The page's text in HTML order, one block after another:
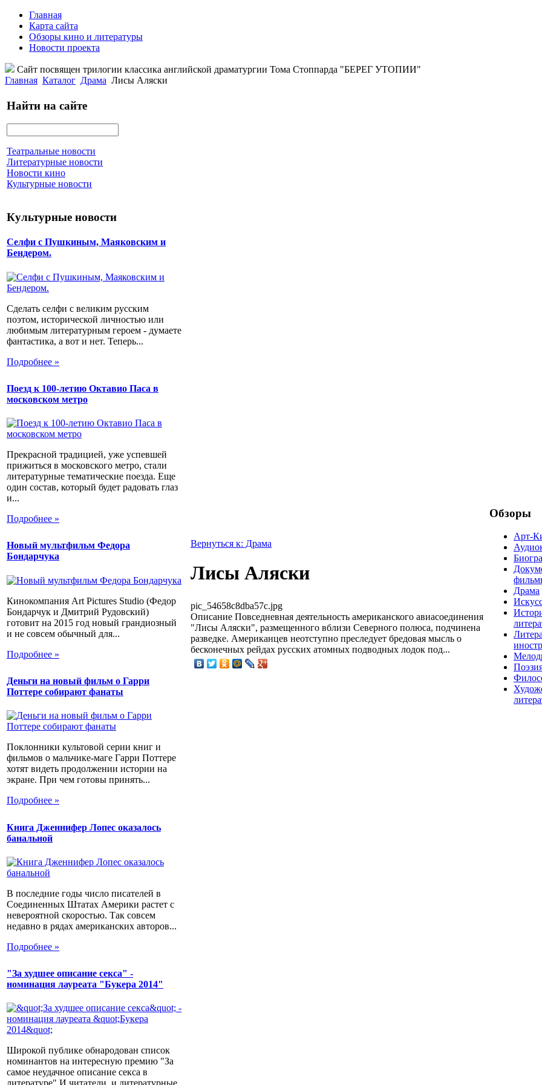
Главная
Карта сайта
Обзоры кино и литературы
Новости проекта
Сайт посвящен трилогии классика английской драматургии Тома Стоппарда "БЕРЕГ УТОПИИ"
Главная Каталог Драма Лисы Аляски
Найти на сайте
Театральные новости
Литературные новости
Новости кино
Культурные новости
Культурные новости
Селфи с Пушкиным, Маяковским и
Бендером.
Сделать селфи с великим русским
поэтом, исторической личностью или
любимым литературным героем - думаете
фантастика, а вот и нет. Теперь...
Подробнее »
Поезд к 100-летию Октавио Паса в
московском метро
Прекрасной традицией, уже успевшей
прижиться в московского метро, стали
литературные тематические поезда. Еще
один состав, который будет радовать глаз
и...
Подробнее »
Новый мультфильм Федора
Бондарчука
Кинокомпания Art Pictures Studio (Федор
Бондарчук и Дмитрий Рудовский)
готовит на 2015 год новый грандиозный
и не совсем обычный для...
Подробнее »
Деньги на новый фильм о Гарри
Поттере собирают фанаты
Поклонники культовой серии книг и
фильмов о мальчике-маге Гарри Поттере
хотят видеть продолжении истории на
экране. При чем готовы принять...
Подробнее »
Книга Дженнифер Лопес оказалось
банальной
В последние годы число писателей в
Соединенных Штатах Америки растет с
невероятной скоростью. Так совсем
недавно в рядах американских авторов...
Подробнее »
"За худшее описание секса" -
номинация лауреата "Букера 2014"
Широкой публике обнародован список
номинантов на интересную премию "За
самое неудачное описание секса в
Вернуться к: Драма
Лисы Аляски
pic_54658c8dba57c.jpg
Описание Повседневная деятельность американского авиасоединения
"Лисы Аляски", размещенного вблизи Северного полюса, подчинена
разведке. Американцев неотступно преследует бредовая мысль о
бесконечных рейдах русских атомных подводных лодок под...
Обзоры
Арт-
Драма